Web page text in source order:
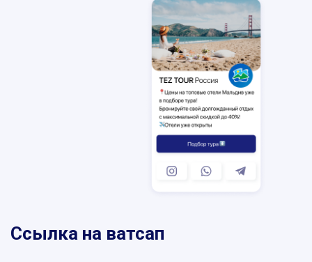
SKYPE
MESSENGER
TELEGRAM
WHATSAPP
Ссылка на ватсап